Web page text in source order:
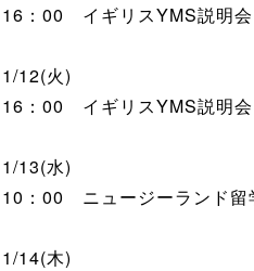
16：00 イギリスYMS説明会
1/12(火)
16：00 イギリスYMS説明会
1/13(水)
10：00 ニュージーランド留
1/14(木)